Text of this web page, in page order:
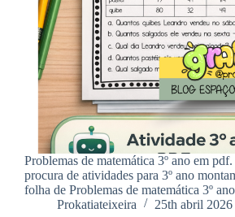
Problemas de matemática 3º ano em
procura de atividades para 3º ano
folha de Problemas de matemática 3º
Prokatiateixeira
25th abril 2026